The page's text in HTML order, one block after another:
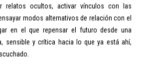
relatos ocultos, activar vínculos con las
modos alternativos de relación con el
en el que repensar el futuro desde una
sensible y crítica hacia lo que ya está ahí,